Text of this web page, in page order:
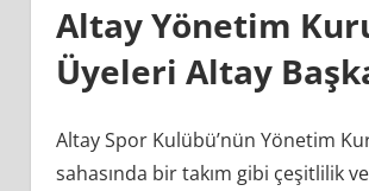
Altay Yönetim
Üyeleri Altay
Altay Spor Kulübü’nün Yönetim
sahasında bir takım gibi çeşitlilik